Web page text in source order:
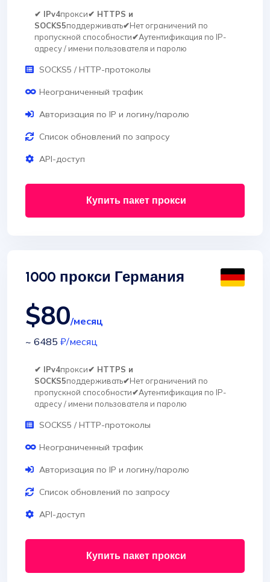
✔ IPv4прокси✔ HTTPS и
SOCKS5поддерживать✔Нет ограничений по
пропускной способности✔Аутентификация по IP-
адресу / имени пользователя и паролю
SOCKS5 / HTTP-протоколы
Неограниченный трафик
Авторизация по IP и логину/паролю
Список обновлений по запросу
API-доступ
Купить пакет прокси
1000 прокси Германия
$80/месяц
~ 6485 ₽/месяц
✔ IPv4прокси✔ HTTPS и
SOCKS5поддерживать✔Нет ограничений по
пропускной способности✔Аутентификация по IP-
адресу / имени пользователя и паролю
SOCKS5 / HTTP-протоколы
Неограниченный трафик
Авторизация по IP и логину/паролю
Список обновлений по запросу
API-доступ
Купить пакет прокси